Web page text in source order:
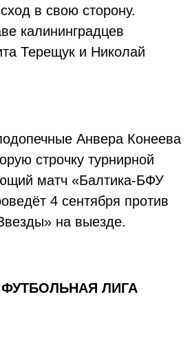
в свою сторону.
калининградцев
Терещук и Николай
Анвера Конеева
строчку турнирной
матч «Балтика-БФУ
4 сентября против
на выезде.
ЛИГА